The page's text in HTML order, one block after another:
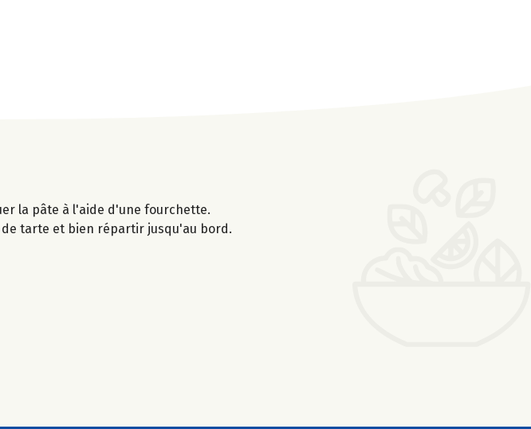
la pâte à l'aide d'une fourchette.
tarte et bien répartir jusqu'au bord.